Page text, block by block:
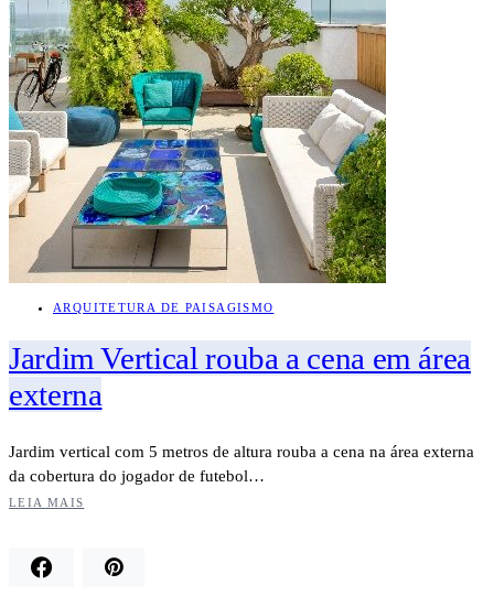
ARQUITETURA DE PAISAGISMO
Jardim Vertical rouba a cena em área
externa
Jardim vertical com 5 metros de altura rouba a cena na área externa
da cobertura do jogador de futebol…
LEIA MAIS